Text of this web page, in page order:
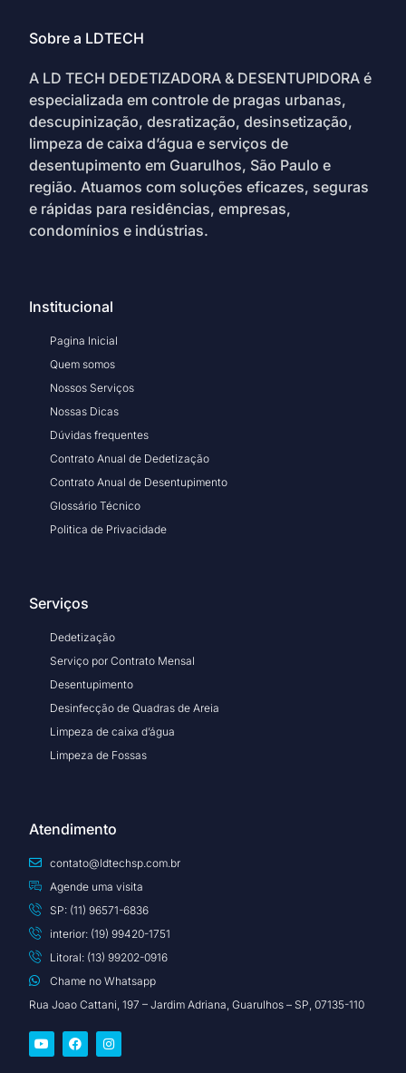
Sobre a LDTECH
A LD TECH DEDETIZADORA & DESENTUPIDORA é
especializada em controle de pragas urbanas,
descupinização, desratização, desinsetização,
limpeza de caixa d’água e serviços de
desentupimento em Guarulhos, São Paulo e
região. Atuamos com soluções eficazes, seguras
e rápidas para residências, empresas,
condomínios e indústrias.
Institucional
Pagina Inicial
Quem somos
Nossos Serviços
Nossas Dicas
Dúvidas frequentes
Contrato Anual de Dedetização
Contrato Anual de Desentupimento
Glossário Técnico
Politica de Privacidade
Serviços
Dedetização
Serviço por Contrato Mensal
Desentupimento
Desinfecção de Quadras de Areia
Limpeza de caixa d’água
Limpeza de Fossas
Atendimento
contato@ldtechsp.com.br
Agende uma visita
SP: (11) 96571-6836
interior: (19) 99420-1751
Litoral: (13) 99202-0916
Chame no Whatsapp
Rua Joao Cattani, 197 – Jardim Adriana, Guarulhos – SP, 07135-110